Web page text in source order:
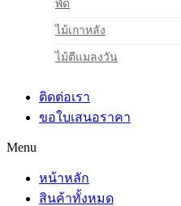
พัด
ไม้เกาหลัง
ไม้ตีแมลงวัน
ติดต่อเรา
ขอใบเสนอราคา
Menu
หน้าหลัก
สินค้าทั้งหมด